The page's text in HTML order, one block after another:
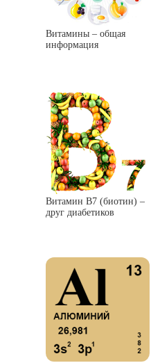
Витамины – общая
информация
Витамин В7 (биотин) –
друг диабетиков